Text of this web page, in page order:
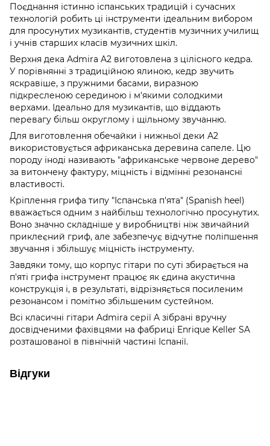
Поєднання істинно іспанських традицій і сучасних
технологій робить ці інструменти ідеальним вибором
для просунутих музикантів, студентів музичних училищ
і учнів старших класів музичних шкіл.
Верхня дека Admira A2 виготовлена з цілісного кедра.
У порівнянні з традиційною ялиною, кедр звучить
яскравіше, з пружними басами, виразною
підкресленою серединою і м'якими солодкими
верхами. Ідеально для музикантів, що віддають
перевагу більш округлому і щільному звучанню.
Для виготовлення обечайки і нижньої деки А2
використовується африканська деревина сапеле. Цю
породу іноді називають "африканське червоне дерево"
за витончену фактуру, міцність і відмінні резонансні
властивості.
Кріплення грифа типу "Іспанська п'ята" (Spanish heel)
вважається одним з найбільш технологічно просунутих.
Воно значно складніше у виробництві ніж звичайний
приклеєний гриф, але забезпечує відчутне поліпшення
звучання і збільшує міцність інструменту.
Завдяки тому, що корпус гітари по суті збирається на
п'яті грифа інструмент працює як єдина акустична
конструкція і, в результаті, відрізняється посиленим
резонансом і помітно збільшеним сустейном.
Всі класичні гітари Admira серії A зібрані вручну
досвідченими фахівцями на фабриці Enrique Keller SA
розташованої в північній частині Іспанії.
Відгуки